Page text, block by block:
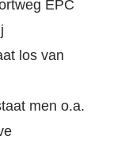
EPC
los van
men o.a.